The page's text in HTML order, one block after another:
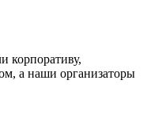
корпоративу,
а наши организаторы